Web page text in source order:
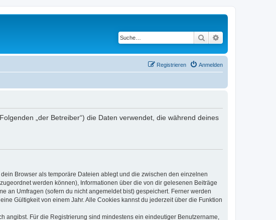
Suche
Anmelden
Registrieren
„der Betreiber“) die Daten verwendet, die während deines
Browser als temporäre Dateien ablegt und die zwischen den einzelnen
werden können), Informationen über die von dir gelesenen Beiträge
an Umfragen (sofern du nicht angemeldet bist) gespeichert. Ferner werden
Gültigkeit von einem Jahr. Alle Cookies kannst du jederzeit über die Funktion
Für die Registrierung sind mindestens ein eindeutiger Benutzername,